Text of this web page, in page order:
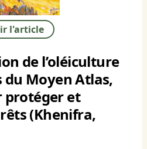
l'article
de l’oléiculture
du Moyen Atlas,
protéger et
(Khenifra,